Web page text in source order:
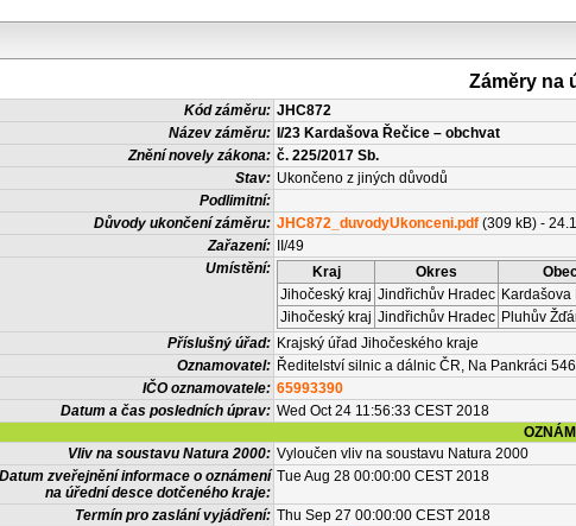
Záměry na
Kód záměru: JHC872
Název záměru: I/23 Kardašova Řečice – obchvat
Znění novely zákona: č. 225/2017 Sb.
Stav: Ukončeno z jiných důvodů
Podlimitní:
Důvody ukončení záměru: JHC872_duvodyUkonceni.pdf (309 kB) -
Zařazení:
II/49
Umístění:
Kraj Okres
Jihočeský kraj Jindřichův Hradec Kardašova
Jihočeský kraj Jindřichův Hradec Pluhův
Příslušný úřad: Krajský úřad Jihočeského kraje
Oznamovatel: Ředitelství silnic a dálnic ČR, Na Pankráci
IČO oznamovatele: 65993390
Datum a čas posledních úprav: Wed Oct 24 11:56:33 CEST 2018
Vliv na soustavu Natura 2000: Vyloučen vliv na soustavu Natura 2000
Datum zveřejnění informace o oznámení
na úřední desce dotčeného kraje:
Tue Aug 28 00:00:00 CEST 2018
Termín pro zaslání vyjádření: Thu Sep 27 00:00:00 CEST 2018